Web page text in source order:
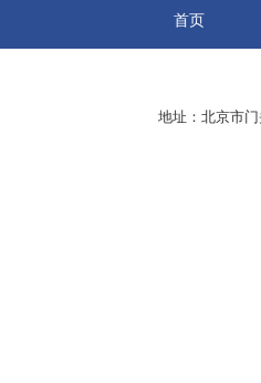
首页
地址：北京市